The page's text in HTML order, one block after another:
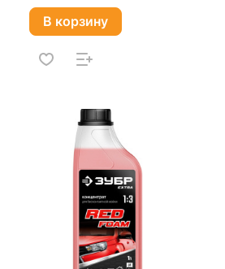
В корзину